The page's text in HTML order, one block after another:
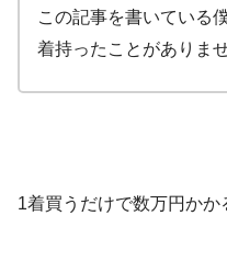
この記事を書いている
着持ったことがありませ
1着買うだけで数万円かか